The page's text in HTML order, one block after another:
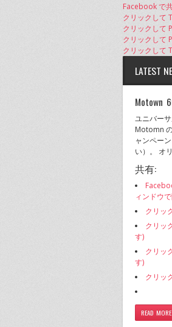
Facebook で
クリックして
クリックして
クリックして
クリックして
LATEST
Motown
ユニバー
Motomn
ャンペー
い）。 オ
共有:
ィンドウ
クリッ
クリッ
す)
クリッ
す)
クリッ
READ MORE